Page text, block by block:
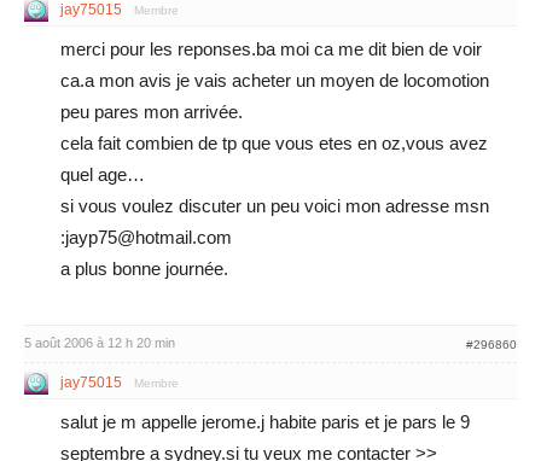
jay75015 Membre
merci pour les reponses.ba moi ca me dit bien de voir
ca.a mon avis je vais acheter un moyen de locomotion
peu pares mon arrivée.
cela fait combien de tp que vous etes en oz,vous avez
quel age…
si vous voulez discuter un peu voici mon adresse msn
:jayp75@hotmail.com
a plus bonne journée.
5 août 2006 à 12 h 20 min #296860
jay75015 Membre
salut je m appelle jerome.j habite paris et je pars le 9
septembre a sydney.si tu veux me contacter >>